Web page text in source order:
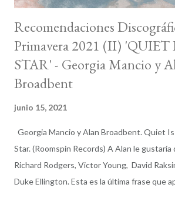
Recomendaciones
Primavera 2021 (II) 'QUIET
STAR' - Georgia Mancio y
Broadbent
junio 15, 2021
Georgia Mancio y Alan Broadbent. Quiet
Star. (Roomspin Records) A Alan le gustaría
Richard Rodgers, Victor Young, David
Duke Ellington. Esta es la última frase que